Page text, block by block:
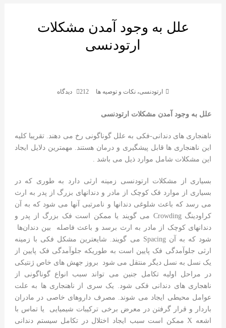
علل به وجود آمدن مشکلات
ارتودنسی
ارتودنسی، نکات و توصیه ها 212 دیدگاه
علل به وجود آمدن مشکلات ارتودنسی
ناهنجاری های دندانی-فکی به علل گوناگونی رخ می دهند. تقریبا کلیه
این ناهنجاری ها قابل پیشگیری و درمان هستند. مهمترین دلایل ایجاد
این مشکلات شامل موارد ذیل می باشد .
بسیاری از مشکلات ارتودنسی زمینه ارثی دارد به طوری که در
بسیاری از موارد فک کوچک از مادر و دندانهای بزرگ از پدر به ارث
می رسد که باعث شلوغی دندانها و نامرتبی آنها می شود که به آن
کراودینگ Crowding می گویند یا ممکن است فک بزرگ از پدر و
دندانهای کوچک از مادر به ارث برسد و باعث فاصله بین دندان‌ها
شود که به آن Spacing می گویند. شایعترین مشکل فکی با زمینه
ارثی جلوآمدگی فک پایین است به طوریکه جلوآمدگی فک پایین از
یک نسل به نسل دیگر منتقل می شود بروز جهش های خاص ژنتیکی
در مراحل اولیه تکامل جنین می تواند سبب انواع گوناگونی از
ناهجاری های دندانی فکی شود. یک سری از ناهنجاری ها به علت
عوامل محیطی ایجاد می شوند. مصرف داروهای خاصی در مادران
باردار و قرار گرفتن در معرض برخی ترکیبات شیمیایی یا تماس با
اشعه X ممکن است سبب ایجاد اختلال در تکامل سیستم دندانی